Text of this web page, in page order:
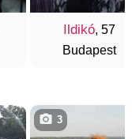
Ildikó, 57
Budapest
3